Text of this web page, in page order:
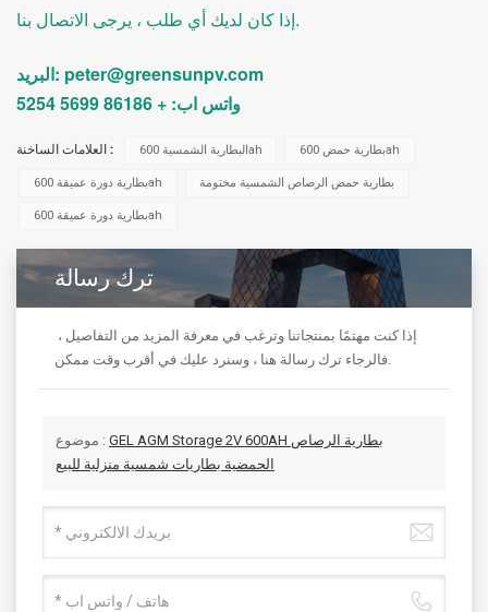
إذا كان لديك أي طلب ، يرجى الاتصال بنا.
البريد: peter@greensunpv.com
واتس اب: + 86186 5699 5254
العلامات الساخنة : البطارية الشمسية 600ah بطارية حمض 600ah
بطارية دورة عميقة 600ah بطارية حمض الرصاص الشمسية مختومة
بطارية دورة عميقة 600ah
ترك رسالة
فالرجاء ترك رسالة هنا ، وسنرد عليك في أقرب وقت ممكن.
موضوع : GEL AGM Storage 2V 600AH بطارية الرصاص
الحمضية بطاريات شمسية منزلية للبيع